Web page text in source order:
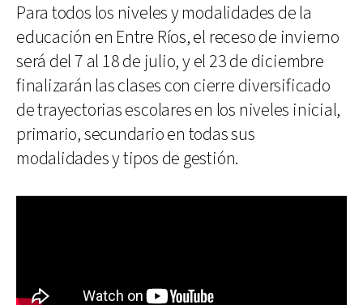
Para todos los niveles y modalidades de la
educación en Entre Ríos, el receso de invierno
será del 7 al 18 de julio, y el 23 de diciembre
finalizarán las clases con cierre diversificado
de trayectorias escolares en los niveles inicial,
primario, secundario en todas sus
modalidades y tipos de gestión.